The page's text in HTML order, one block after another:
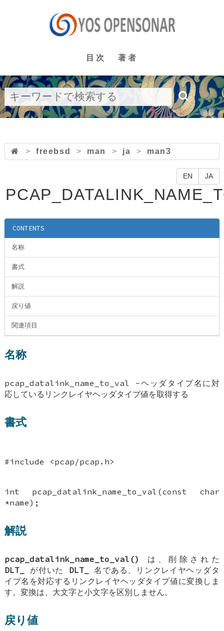
目次 著者
> freebsd > man > ja > man3
EN JA
CONTENTS
名称
書式
解説
戻り値
関連項目
名称
pcap_datalink_name_to_val -ヘッダタイプ名に対
応しているリンクレイヤヘッダタイプ値を取得する
書式
#include <pcap/pcap.h>
int pcap_datalink_name_to_val(const char
*name);
解説
pcap_datalink_name_to_val()
は、削除された
DLT_
が付いた DLT_
名である、リンクレイヤヘッダタ
イプ名を対応するリンクレイヤヘッダタイプ値に変換しま
す。変換は、大文字と小文字を区別しません。
戻り値